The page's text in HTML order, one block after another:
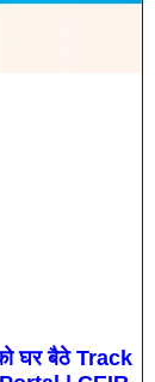
को घर बैठे Track